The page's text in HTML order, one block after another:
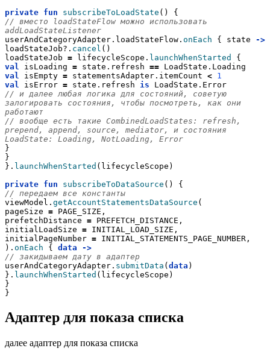
private fun subscribeToLoadState () {
// вместо loadStateFlow можно использовать
addLoadStateListener
userAndCategoryAdapter.loadStateFlow. onEach { state ->
loadStateJob?. cancel ()
loadStateJob = lifecycleScope. launchWhenStarted
{
val isLoading = state.refresh == LoadState.Loading
val isEmpty = statementsAdapter.itemCount < 1
val isError = state.refresh is LoadState.Error
// и далее любая логика для состояний, советую
залогировать состояния, чтобы посмотреть, как они
работают
// вообще есть такие CombinedLoadStates: refresh,
prepend, append, source, mediator, и состояния
LoadState: Loading, NotLoading, Error
}
}
}. launchWhenStarted (lifecycleScope)
private fun subscribeToDataSource () {
// передаем все константы
viewModel. getAccountStatementsDataSource (
pageSize = PAGE_SIZE,
prefetchDistance = PREFETCH_DISTANCE,
initialLoadSize = INITIAL_LOAD_SIZE,
initialPageNumber = INITIAL_STATEMENTS_PAGE_NUMBER,
). onEach { data
->
// закидываем дату в адаптер
userAndCategoryAdapter. submitData ( data )
}. launchWhenStarted (lifecycleScope)
}
}
Адаптер для показа списка
далее адаптер для показа списка